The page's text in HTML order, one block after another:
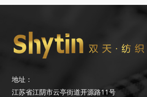
地址：
江苏省江阴市云亭街道开源路11号